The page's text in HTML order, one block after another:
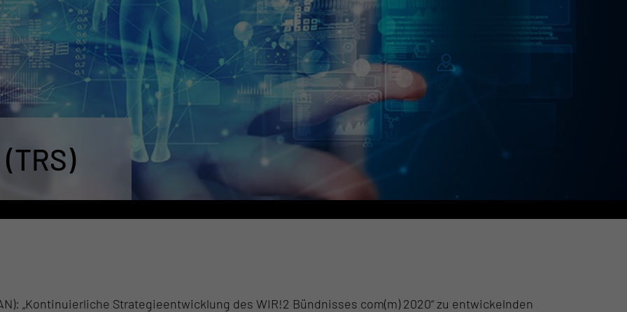
„Kontinuierliche Strategieentwicklung des WIR!2 Bündnisses com(m) 2020“ zu entwickelnden